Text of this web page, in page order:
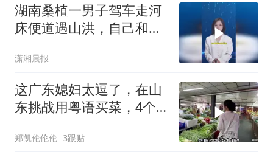
湖南桑植一男子驾车走河
床便道遇山洪，自己和同
水冲走
潇湘晨报
这广东媳妇太逗了，在山
东挑战用粤语买菜，4个
郑凯伦伦伦 3跟贴